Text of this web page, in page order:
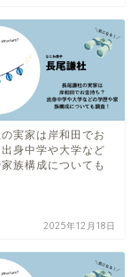
実家は岸和田でお
身中学や大学など
族構成についても
2025年12月18日